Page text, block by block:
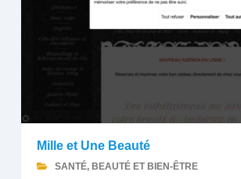
Mille et Une Beauté
SANTÉ, BEAUTÉ ET BIEN-ÊTRE